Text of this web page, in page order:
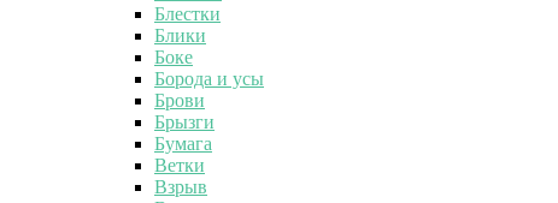
Блестки
Блики
Боке
Борода и усы
Брови
Брызги
Бумага
Ветки
Взрыв